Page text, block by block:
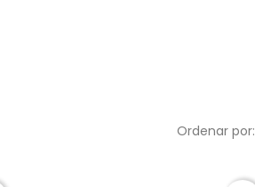
Ordenar por: